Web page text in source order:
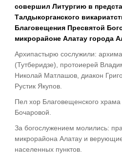
совершил Литургию в
Талдыкорганского
Благовещения Пресвятой
микрорайоне Алатау города
Архипастырю сослужили:
(Тутберидзе), протоиерей
Николай Матлашов, диакон
Рустик Якупов.
Пел хор Благовещенского
Бочаровой.
За богослужением молились:
микрорайона Алатау и
населенных пунктов.